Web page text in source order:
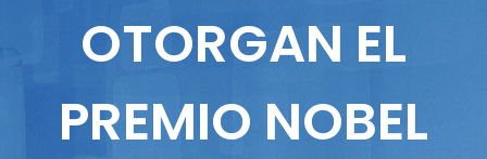
Reportajes
Columnistas
OTORGAN EL
PREMIO NOBEL